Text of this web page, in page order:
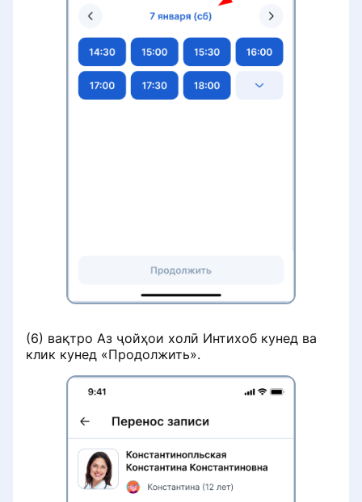
(6) вақтро Аз ҷойҳои холӣ Интихоб кунед ва
клик кунед «Продолжить».